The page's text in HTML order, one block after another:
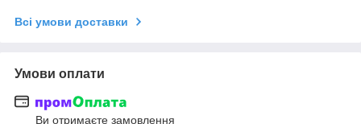
Всі умови доставки
Умови оплати
Ви отримаєте замовлення